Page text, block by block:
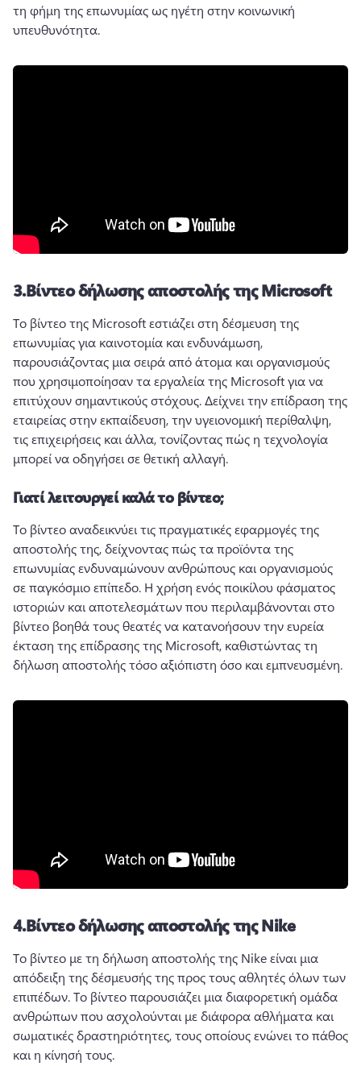
τη φήμη της επωνυμίας ως ηγέτη στην κοινωνική
υπευθυνότητα.
3.Βίντεο δήλωσης αποστολής της Microsoft
Το βίντεο της Microsoft εστιάζει στη δέσμευση της
επωνυμίας για καινοτομία και ενδυνάμωση,
παρουσιάζοντας μια σειρά από άτομα και οργανισμούς
που χρησιμοποίησαν τα εργαλεία της Microsoft για να
επιτύχουν σημαντικούς στόχους. Δείχνει την επίδραση της
εταιρείας στην εκπαίδευση, την υγειονομική περίθαλψη,
τις επιχειρήσεις και άλλα, τονίζοντας πώς η τεχνολογία
μπορεί να οδηγήσει σε θετική αλλαγή.
Γιατί λειτουργεί καλά το βίντεο;
Το βίντεο αναδεικνύει τις πραγματικές εφαρμογές της
αποστολής της, δείχνοντας πώς τα προϊόντα της
επωνυμίας ενδυναμώνουν ανθρώπους και οργανισμούς
σε παγκόσμιο επίπεδο. Η χρήση ενός ποικίλου φάσματος
ιστοριών και αποτελεσμάτων που περιλαμβάνονται στο
βίντεο βοηθά τους θεατές να κατανοήσουν την ευρεία
έκταση της επίδρασης της Microsoft, καθιστώντας τη
δήλωση αποστολής τόσο αξιόπιστη όσο και εμπνευσμένη.
4.Βίντεο δήλωσης αποστολής της Nike
Το βίντεο με τη δήλωση αποστολής της Nike είναι μια
απόδειξη της δέσμευσής της προς τους αθλητές όλων των
επιπέδων. Το βίντεο παρουσιάζει μια διαφορετική ομάδα
ανθρώπων που ασχολούνται με διάφορα αθλήματα και
σωματικές δραστηριότητες, τους οποίους ενώνει το πάθος
και η κίνησή τους.